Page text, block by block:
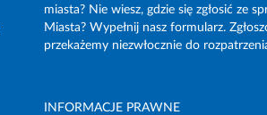
miasta? Nie wiesz, gdzie się zgłosić ze
Miasta? Wypełnij nasz formularz.
przekażemy niezwłocznie do
INFORMACJE PRAWNE